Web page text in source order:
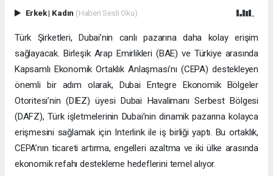
Erkek| Kadın (Haberi Sesli Oku)
Türk Şirketleri, Dubai’nin canlı pazarına daha kolay erişim
sağlayacak. Birleşik Arap Emirlikleri (BAE) ve Türkiye arasında
Kapsamlı Ekonomik Ortaklık Anlaşması’nı (CEPA) destekleyen
önemli bir adım olarak, Dubai Entegre Ekonomik Bölgeler
Otoritesi’nin (DIEZ) üyesi Dubai Havalimanı Serbest Bölgesi
(DAFZ), Türk işletmelerinin Dubai’nin dinamik pazarına kolayca
erişmesini sağlamak için Interlink ile iş birliği yaptı. Bu ortaklık,
CEPA’nın ticareti artırma, engelleri azaltma ve iki ülke arasında
ekonomik refahı destekleme hedeflerini temel alıyor.